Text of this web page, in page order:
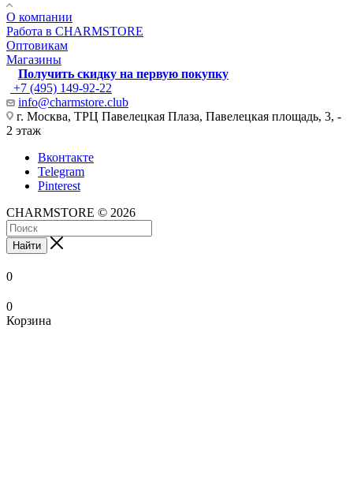
О компании
Работа в CHARMSTORE
Оптовикам
Магазины
Получить скидку на первую покупку
+7 (495) 149-92-22
info@charmstore.club
г. Москва, ТРЦ Павелецкая Плаза, Павелецкая площадь, 3, -
2 этаж
Вконтакте
Telegram
Pinterest
CHARMSTORE © 2026
Найти
0
0
Корзина